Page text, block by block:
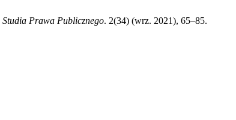
Studia Prawa Publicznego. 2(34) (wrz. 2021), 65–85.